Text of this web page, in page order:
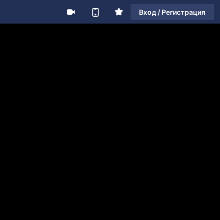
Вход / Регистрация